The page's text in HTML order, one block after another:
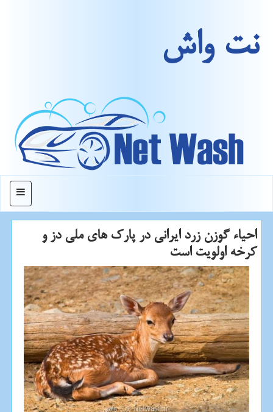
نت واش
منو
احیاء گوزن زرد ایرانی در پارك های ملی دز و
كرخه اولویت است